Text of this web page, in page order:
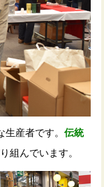
生産者です。伝統
組んでいます。